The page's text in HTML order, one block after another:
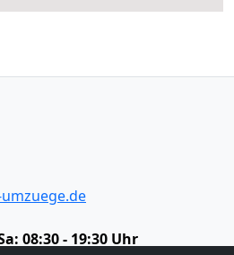
08:30 - 19:30 Uhr